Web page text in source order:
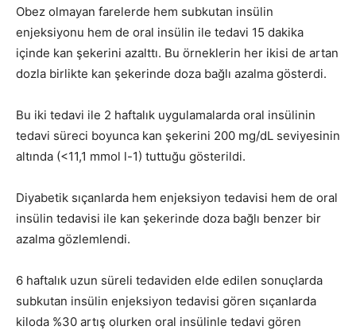
Obez olmayan farelerde hem subkutan insülin
enjeksiyonu hem de oral insülin ile tedavi 15 dakika
içinde kan şekerini azalttı. Bu örneklerin her ikisi de artan
dozla birlikte kan şekerinde doza bağlı azalma gösterdi.
Bu iki tedavi ile 2 haftalık uygulamalarda oral insülinin
tedavi süreci boyunca kan şekerini 200 mg/dL seviyesinin
altında (<11,1 mmol l-1) tuttuğu gösterildi.
Diyabetik sıçanlarda hem enjeksiyon tedavisi hem de oral
insülin tedavisi ile kan şekerinde doza bağlı benzer bir
azalma gözlemlendi.
6 haftalık uzun süreli tedaviden elde edilen sonuçlarda
subkutan insülin enjeksiyon tedavisi gören sıçanlarda
kiloda %30 artış olurken oral insülinle tedavi gören